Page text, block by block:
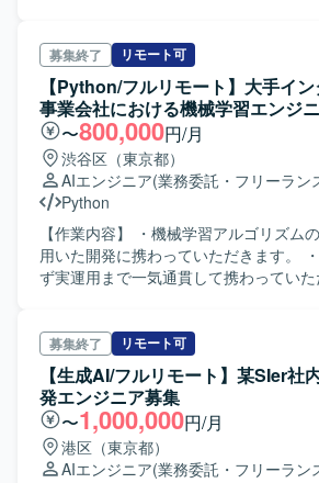
募集終了 リモート可
【Python/フルリモート】大手イ
事業会社における機械学習エンジ
〜800,000円/月
渋谷区（東京都）
AIエンジニア(業務委託・フリーラン
Python
【作業内容】 ・機械学習アルゴリズム
用いた開発に携わっていただきます。
ず実運用まで一気通貫して携わっていただき
したオンラインゲームの運用支援プロジ
ームのレベル生成（ステージ生成） - 大
キャラクターへの応用プロジェクト 等 【ポジションの魅
力】 ・大手インターネット広告事業会
いただけます。 ・現場には業務委託の
ておりますので、意見、提案なども言い
募集終了 リモート可
【生成AI/フルリモート】某SIer社
発エンジニア募集
〜1,000,000円/月
港区（東京都）
AIエンジニア(業務委託・フリーラン